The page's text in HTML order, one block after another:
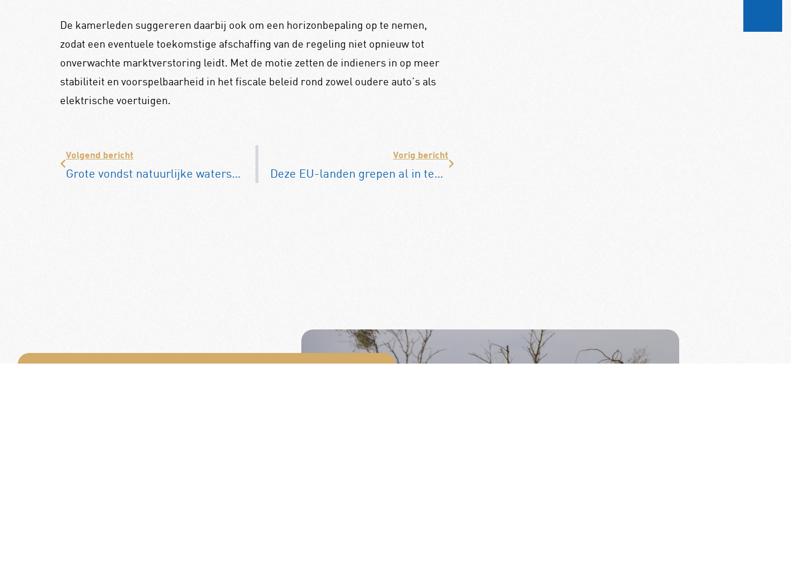
De kamerleden suggereren daarbij ook om een horizonbepaling op te nemen,
zodat een eventuele toekomstige afschaffing van de regeling niet opnieuw tot
onverwachte marktverstoring leidt. Met de motie zetten de indieners in op meer
stabiliteit en voorspelbaarheid in het fiscale beleid rond zowel oudere auto’s als
elektrische voertuigen.
Volgend bericht
Grote vondst natuurlijke waterstof in Frankrijk: potentieel voor miljoenen auto’s
Vorig bericht
Deze EU-landen grepen al in tegen hoge brandstofprijzen. Wat doet Nederland?